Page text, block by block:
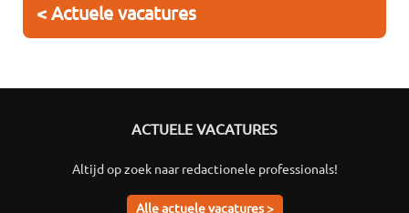
< Actuele vacatures
ACTUELE VACATURES
Altijd op zoek naar redactionele professionals!
Alle actuele vacatures >